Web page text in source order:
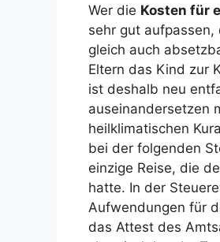
Wer die Kosten für
sehr gut aufpassen,
gleich auch
Eltern das Kind zur
ist deshalb neu
auseinandersetzen
heilklimatischen
bei der folgenden
einzige Reise, die
hatte. In der
Aufwendungen für
das Attest des